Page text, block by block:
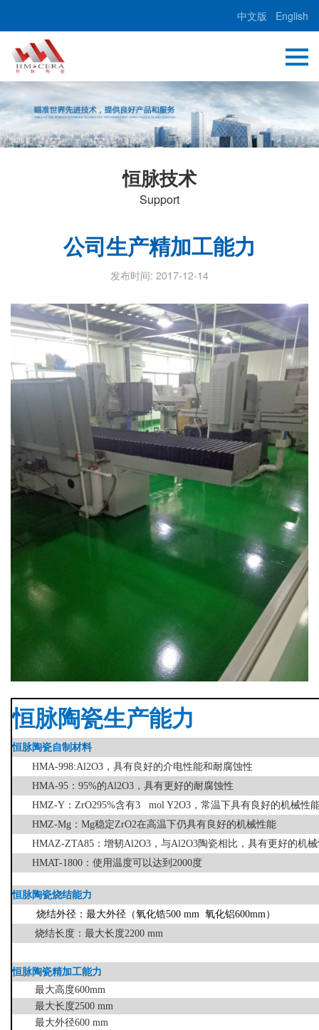
中文版 English
恒脉技术
Support
公司生产精加工能力
发布时间: 2017-12-14
恒脉陶瓷生产能力
恒脉陶瓷自制材料
HMA-998:Al2O3，具有良好的介电性能和
HMA-95：95%的Al2O3，具有更好的耐腐蚀性
HMZ-Y：ZrO295%含有3 mol Y2O3，常温下具有良好的机械性
HMZ-Mg：Mg稳定ZrO2在高温下仍具有良好的机械性能
HMAZ-ZTA85：增韧Al2O3，与Al2O3陶瓷相比，具有更好的机械
HMAT-1800：使用温度可以达到2000度
恒脉陶瓷烧结能力
烧结外径：最大外径（氧化锆500 mm 氧化铝600mm）
烧结长度：最大长度2200
恒脉陶瓷精加工能力
最大高度600mm
最大长度2500 mm
最大外径600 mm